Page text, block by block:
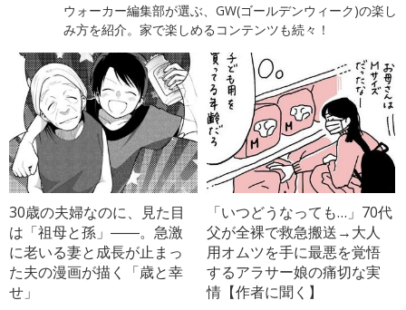
ウォーカー編集部が選ぶ、GW(ゴールデンウィーク)の楽し
み方を紹介。家で楽しめるコンテンツも続々！
30歳の夫婦なのに、見た目
は「祖母と孫」――。急激
に老いる妻と成長が止まっ
た夫の漫画が描く「歳と幸
せ」
「いつどうなっても…」70代
父が全裸で救急搬送→大人
用オムツを手に最悪を覚悟
するアラサー娘の痛切な実
情【作者に聞く】